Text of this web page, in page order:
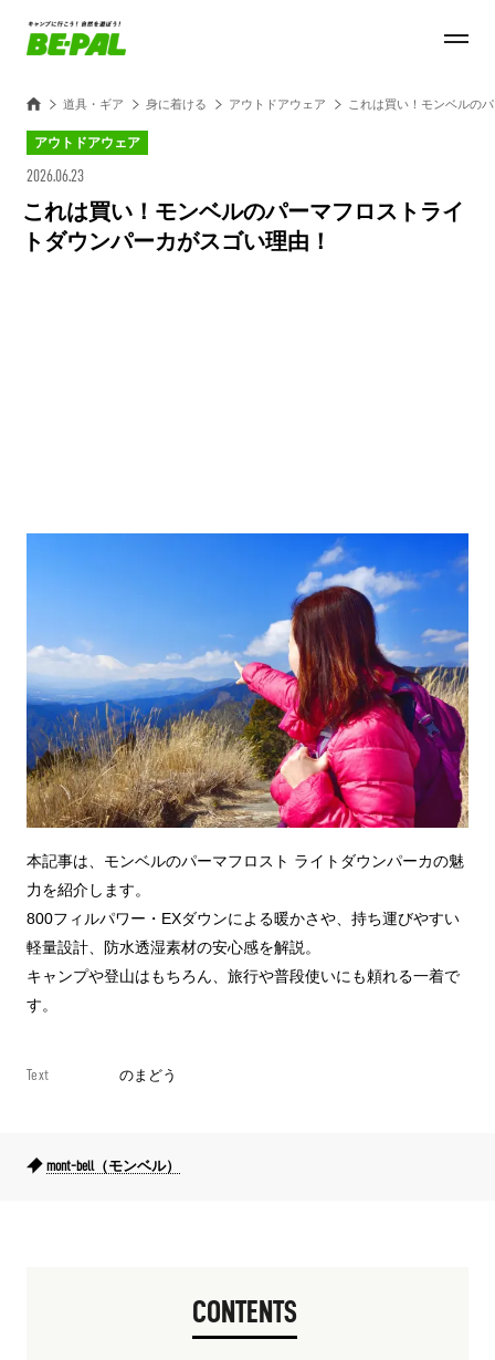
道具・ギア 身に着ける アウトドアウェア これは買い！モンベルの
アウトドアウェア
2026.06.23
これは買い！モンベルのパーマフロストライ
トダウンパーカがスゴい理由！
本記事は、モンベルのパーマフロスト ライトダウンパーカの魅
力を紹介します。
800フィルパワー・EXダウンによる暖かさや、持ち運びやすい
軽量設計、防水透湿素材の安心感を解説。
キャンプや登山はもちろん、旅行や普段使いにも頼れる一着で
す。
Text のまどう
mont-bell（モンベル）
CONTENTS